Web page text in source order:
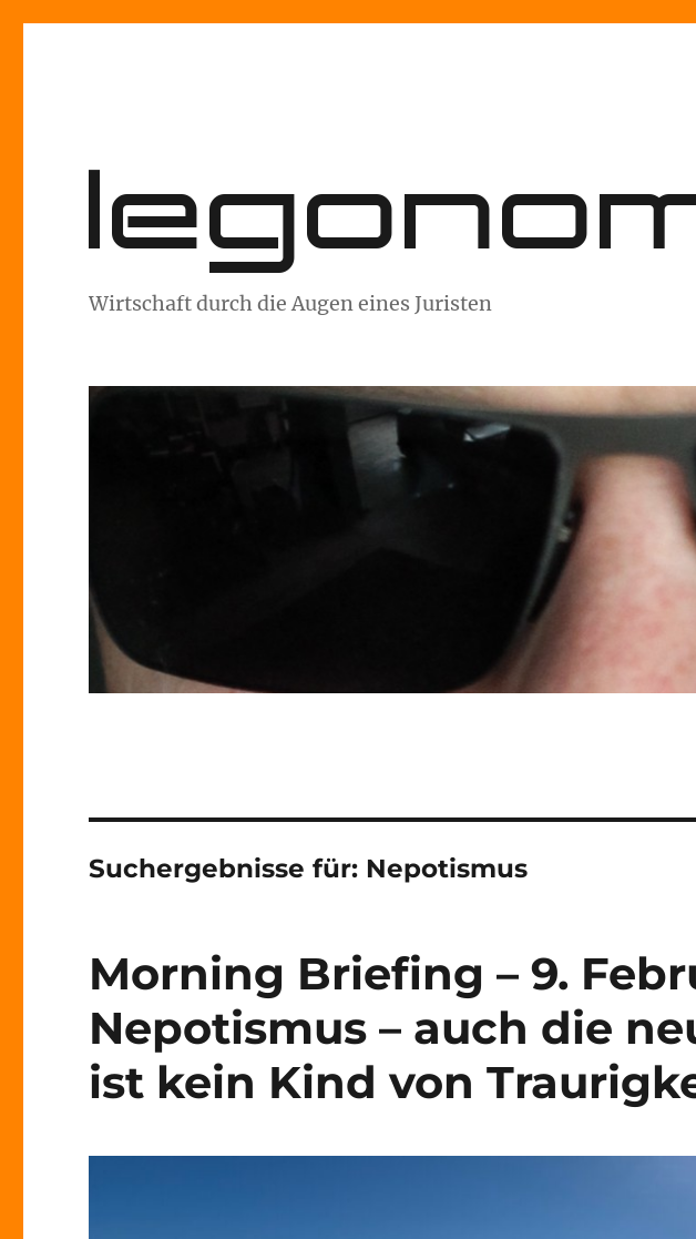
Wirtschaft durch die Augen eines Juristen
Suchergebnisse für: Nepotismus
Morning Briefing – 9.
Nepotismus – auch die
ist kein Kind von